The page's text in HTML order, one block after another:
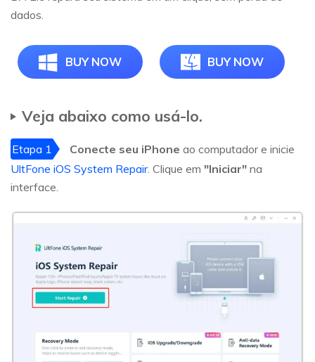
dados.
BUY NOW BUY NOW
Veja abaixo como usá-lo.
Etapa 1 Conecte seu iPhone ao computador e inicie
UltFone iOS System Repair. Clique em "Iniciar" na
interface.